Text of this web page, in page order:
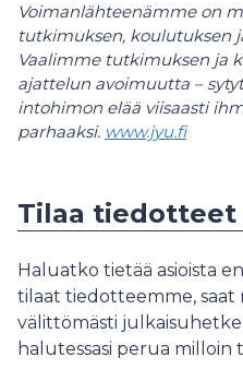
Voimanlähteenämme on
tutkimuksen, koulutuksen
Vaalimme tutkimuksen ja
ajattelun avoimuutta –
intohimon elää viisaasti
parhaaksi. www.jyu.fi
Tilaa tiedotteet
Haluatko tietää asioista
tilaat tiedotteemme, saat
välittömästi
halutessasi perua milloin